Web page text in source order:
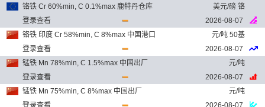
铬铁 Cr 60%min, C 0.1%max 鹿特丹仓库
美元/磅 铬
登录查看
2026-08-07
铬铁 印度 Cr 58%min, C 8%max 中国港口
元/吨 50基
登录查看
2026-08-07
锰铁 Mn 78%min, C 1.5%max 中国出厂
元/吨
登录查看
2026-08-07
锰铁 Mn 75%min, C 8%max 中国出厂
元/吨
登录查看
2026-08-07